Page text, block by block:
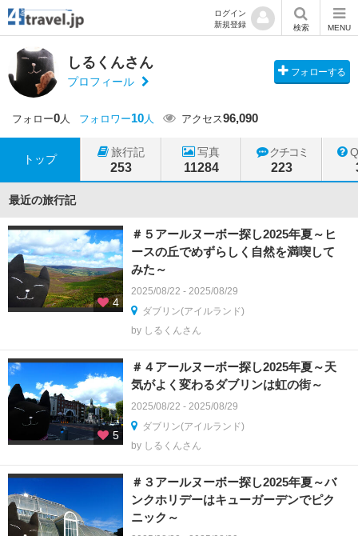
ログイン
新規登録
検索 MENU
しるくんさん
プロフィール
フォローする
フォロー0人 フォロワー10人 アクセス96,090
トップ
旅行記
253
写真
11284
クチコミ
223
最近の旅行記
4
＃５アールヌーボー探し2025年夏～ヒ
ースの丘でめずらしく自然を満喫して
みた～
2025/08/22 - 2025/08/29
ダブリン(アイルランド)
by しるくんさん
5
＃４アールヌーボー探し2025年夏～天
気がよく変わるダブリンは虹の街～
2025/08/22 - 2025/08/29
ダブリン(アイルランド)
by しるくんさん
＃３アールヌーボー探し2025年夏～バ
ンクホリデーはキューガーデンでピク
ニック～